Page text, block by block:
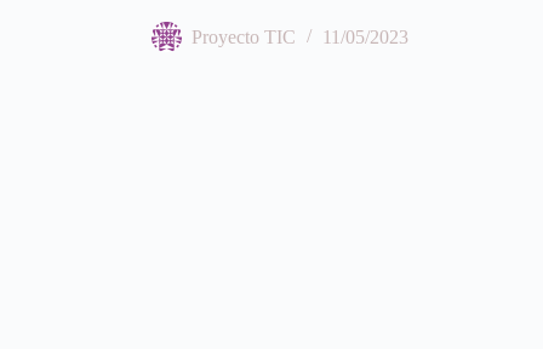
Proyecto TIC 11/05/2023